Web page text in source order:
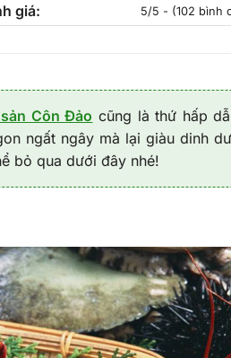
giá: 5/5 - (102 bình
Côn Đảo cũng là thứ hấp
ngất ngây mà lại giàu dinh
bỏ qua dưới đây nhé!